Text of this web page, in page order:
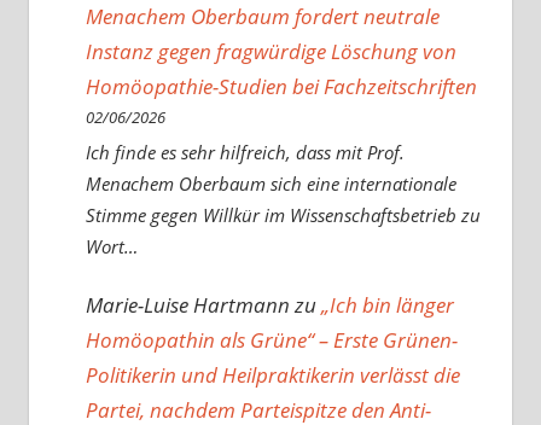
Menachem Oberbaum fordert neutrale
Instanz gegen fragwürdige Löschung von
Homöopathie-Studien bei Fachzeitschriften
02/06/2026
Ich finde es sehr hilfreich, dass mit Prof.
Menachem Oberbaum sich eine internationale
Stimme gegen Willkür im Wissenschaftsbetrieb zu
Wort…
Marie-Luise Hartmannzu„Ich bin länger
Homöopathin als Grüne“ – Erste Grünen-
Politikerin und Heilpraktikerin verlässt die
Partei, nachdem Parteispitze den Anti-